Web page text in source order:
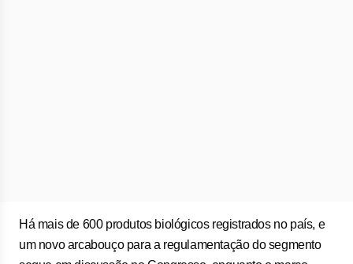
Há mais de 600 produtos biológicos registrados no país, e
um novo arcabouço para a regulamentação do segmento